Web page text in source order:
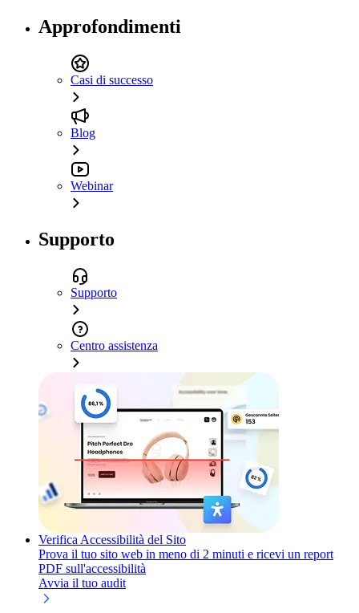
Approfondimenti
Casi di successo
Blog
Webinar
Supporto
Supporto
Centro assistenza
Verifica Accessibilità del Sito
Prova il tuo sito web in meno di 2 minuti e ricevi un report
PDF sull'accessibilità
Avvia il tuo audit